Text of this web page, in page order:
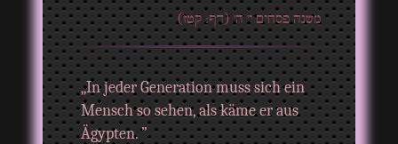
משנה פסחים י' ה' (דף: קטז)
„In jeder Generation muss sich ein
Mensch so sehen, als käme er aus
Ägypten. ”